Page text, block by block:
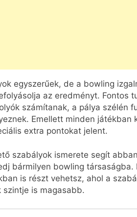
egyszerűek, de a bowling
az eredményt. Fontos
számítanak, a pálya szélén
Emellett minden
extra pontokat jelent.
szabályok ismerete segít
bármilyen bowling
is részt vehetsz, ahol a
szintje is magasabb.